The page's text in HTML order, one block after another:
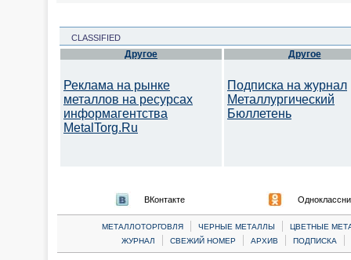
CLASSIFIED
Другое
Реклама на рынке
металлов на ресурсах
информагентства
MetalTorg.Ru
Другое
Подписка на журнал
Металлургический
Бюллетень
ВКонтакте
МЕТАЛЛОТОРГОВЛЯ | ЧЕРНЫЕ МЕТАЛЛЫ |
ЦВЕТНЫЕ
ЖУРНАЛ
| СВЕЖИЙ НОМЕР | АРХИВ | ПОДПИСКА |